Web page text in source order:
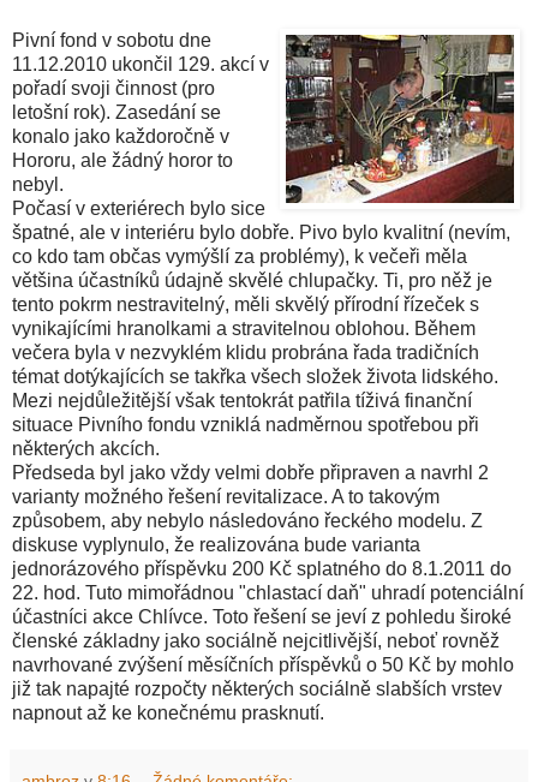
Pivní fond v sobotu dne
11.12.2010 ukončil 129. akcí v
pořadí svoji činnost (pro
letošní rok). Zasedání se
konalo jako každoročně v
Hororu, ale žádný horor to
nebyl.
Počasí v exteriérech bylo sice
špatné, ale v interiéru bylo dobře. Pivo bylo kvalitní (nevím,
co kdo tam občas vymýšlí za problémy), k večeři měla
většina účastníků údajně skvělé chlupačky. Ti, pro něž je
tento pokrm nestravitelný, měli skvělý přírodní řízeček s
vynikajícími hranolkami a stravitelnou oblohou. Během
večera byla v nezvyklém klidu probrána řada tradičních
témat dotýkajících se takřka všech složek života lidského.
Mezi nejdůležitější však tentokrát patřila tíživá finanční
situace Pivního fondu vzniklá nadměrnou spotřebou při
některých akcích.
Předseda byl jako vždy velmi dobře připraven a navrhl 2
varianty možného řešení revitalizace. A to takovým
způsobem, aby nebylo následováno řeckého modelu. Z
diskuse vyplynulo, že realizována bude varianta
jednorázového příspěvku 200 Kč splatného do 8.1.2011 do
22. hod. Tuto mimořádnou "chlastací daň" uhradí potenciální
účastníci akce Chlívce. Toto řešení se jeví z pohledu široké
členské základny jako sociálně nejcitlivější, neboť rovněž
navrhované zvýšení měsíčních příspěvků o 50 Kč by mohlo
již tak napajté rozpočty některých sociálně slabších vrstev
napnout až ke konečnému prasknutí.